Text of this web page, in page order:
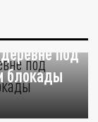
под
блокады